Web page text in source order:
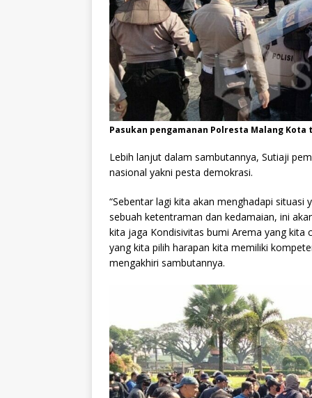
Pasukan pengamanan Polresta Malang
Lebih lanjut dalam sambutannya, Sutiaji
nasional yakni pesta demokrasi.
“Sebentar lagi kita akan menghadapi
sebuah ketentraman dan kedamaian, ini
kita jaga Kondisivitas bumi Arema yang kita
yang kita pilih harapan kita memiliki
mengakhiri sambutannya.